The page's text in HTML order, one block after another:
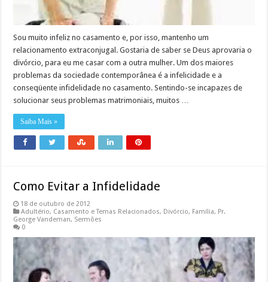
Sou muito infeliz no casamento e, por isso, mantenho um
relacionamento extraconjugal. Gostaria de saber se Deus aprovaria o
divórcio, para eu me casar com a outra mulher. Um dos maiores
problemas da sociedade contemporânea é a infelicidade e a
conseqüente infidelidade no casamento. Sentindo-se incapazes de
solucionar seus problemas matrimoniais, muitos …
Saiba Mais »
Como Evitar a Infidelidade
18 de outubro de 2012
Adultério, Casamento e Temas Relacionados, Divórcio, Família, Pr.
George Vandeman, Sermões
0